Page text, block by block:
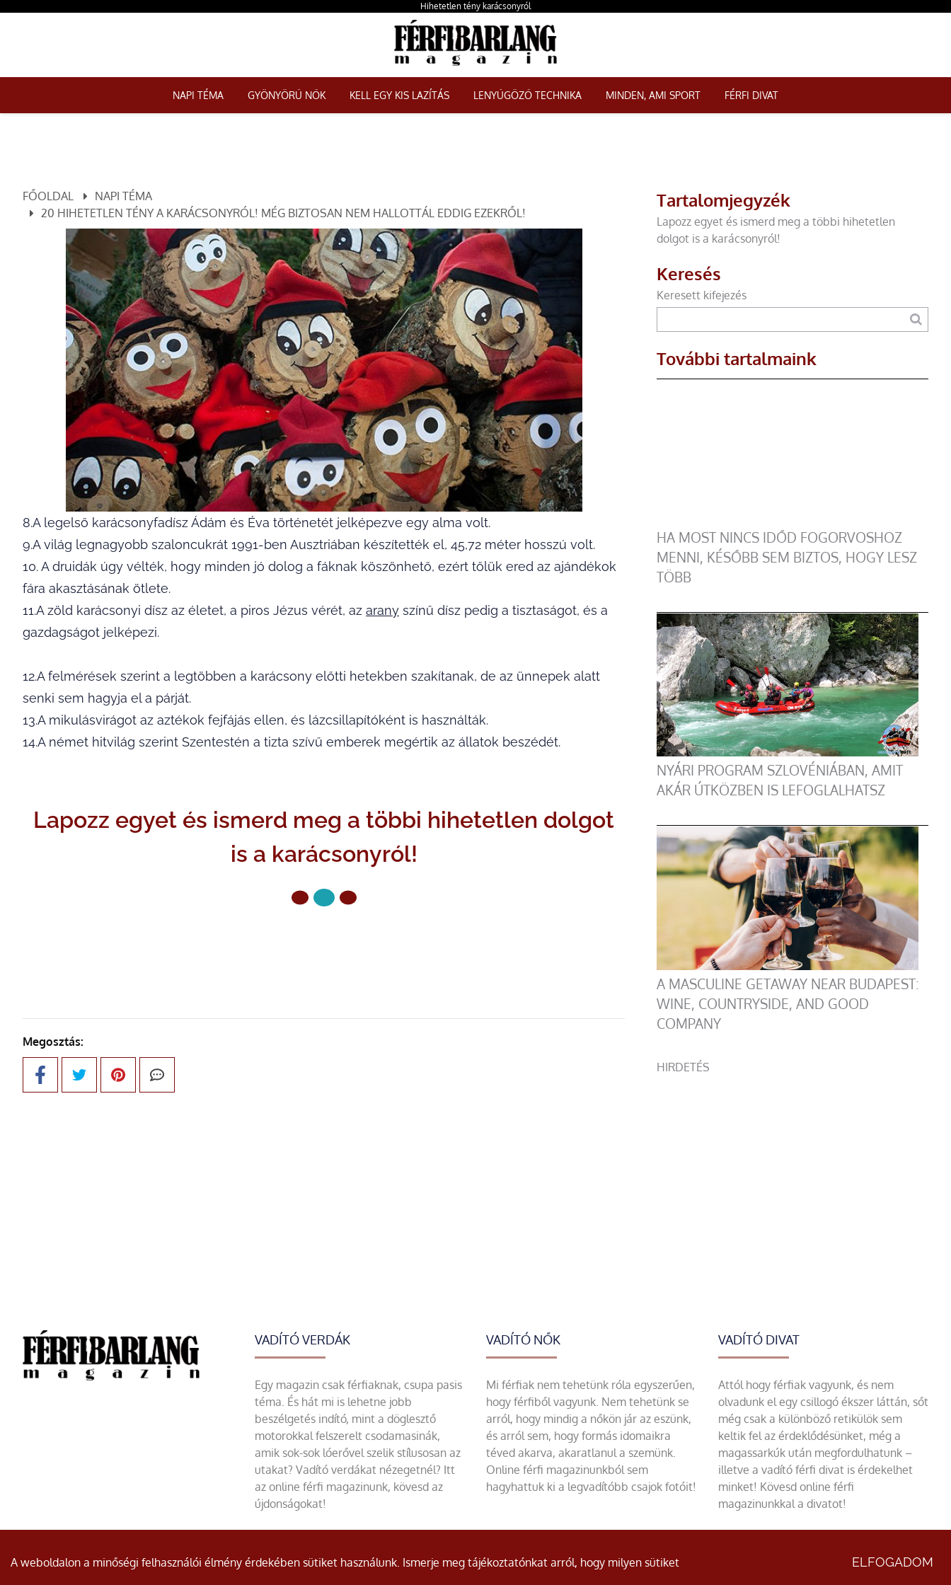
Hihetetlen tény karácsonyról
NAPI TÉMA GYÖNYÖRŰ NŐK KELL EGY KIS LAZÍTÁS LENYŰGÖZŐ TECHNIKA MINDEN, AMI SPORT FÉRFI DIVAT
FŐOLDAL
NAPI TÉMA
20 HIHETETLEN TÉNY A KARÁCSONYRÓL! MÉG BIZTOSAN NEM HALLOTTÁL EDDIG EZEKRŐL!
8.A legelső karácsonyfadísz Ádám és Éva történetét jelképezve egy alma volt.
9.A világ legnagyobb szaloncukrát 1991-ben Ausztriában készítették el, 45,72 méter hosszú volt.
10. A druidák úgy vélték, hogy minden jó dolog a fáknak köszönhető, ezért tőlük ered az ajándékok
fára akasztásának ötlete.
11.A zöld karácsonyi dísz az életet, a piros Jézus vérét, az arany színű dísz pedig a tisztaságot, és a
gazdagságot jelképezi.
12.A felmérések szerint a legtöbben a karácsony előtti hetekben szakítanak, de az ünnepek alatt
senki sem hagyja el a párját.
13.A mikulásvirágot az aztékok fejfájás ellen, és lázcsillapítóként is használták.
14.A német hitvilág szerint Szentestén a tizta szívű emberek megértik az állatok beszédét.
Lapozz egyet és ismerd meg a többi hihetetlen dolgot
is a karácsonyról!
Megosztás:
Tartalomjegyzék
Lapozz egyet és ismerd meg a többi hihetetlen
dolgot is a karácsonyról!
Keresés
Keresett kifejezés
További tartalmaink
HA MOST NINCS IDŐD FOGORVOSHOZ
MENNI, KÉSŐBB SEM BIZTOS, HOGY LESZ
TÖBB
NYÁRI PROGRAM SZLOVÉNIÁBAN, AMIT
AKÁR ÚTKÖZBEN IS LEFOGLALHATSZ
A MASCULINE GETAWAY NEAR BUDAPEST:
WINE, COUNTRYSIDE, AND GOOD
COMPANY
HIRDETÉS
VADÍTÓ VERDÁK
Egy magazin csak férfiaknak, csupa pasis
téma. És hát mi is lehetne jobb
beszélgetés indító, mint a döglesztő
motorokkal felszerelt csodamasinák,
amik sok-sok lóerővel szelik stílusosan az
utakat? Vadító verdákat nézegetnél? Itt
az online férfi magazinunk, kövesd az
újdonságokat!
VADÍTÓ NŐK
Mi férfiak nem tehetünk róla egyszerűen,
hogy férfiből vagyunk. Nem tehetünk se
arról, hogy mindig a nőkön jár az eszünk,
és arról sem, hogy formás idomaikra
téved akarva, akaratlanul a szemünk.
Online férfi magazinunkból sem
hagyhattuk ki a legvadítóbb csajok fotóit!
VADÍTÓ DIVAT
Attól hogy férfiak vagyunk, és nem
olvadunk el egy csillogó ékszer láttán, sőt
még csak a különböző retikülök sem
keltik fel az érdeklődésünket, még a
magassarkúk után megfordulhatunk –
illetve a vadító férfi divat is érdekelhet
minket! Kövesd online férfi
magazinunkkal a divatot!
© Minden jog fenntartva. Adatvédelmi nyilatkozat
A weboldalon a minőségi felhasználói élmény érdekében sütiket használunk. Ismerje meg tájékoztatónkat arról, hogy milyen sütiket ELFOGADOM